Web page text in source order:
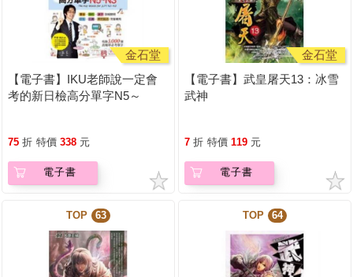
金石堂
【電子書】IKU老師說一定會
考的新日檢高分單字N5～
75 折 特價 338 元
電子書
金石堂
【電子書】武皇屠天13：冰雪
武神
7 折 特價 119 元
電子書
TOP 63 TOP 64